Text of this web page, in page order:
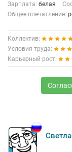
Зарплата: белая
Общее впечатление:
Коллектив:
Условия труда:
Карьерный рост: